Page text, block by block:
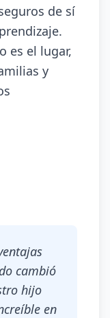
de sí
es el lugar,
y
cambió
hijo
en